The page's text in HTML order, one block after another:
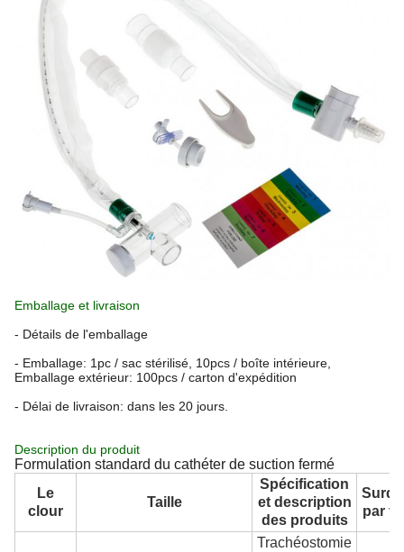
Emballage et livraison
- Détails de l'emballage
- Emballage: 1pc / sac stérilisé, 10pcs / boîte intérieure,
Emballage extérieur: 100pcs / carton d'expédition
- Délai de livraison: dans les 20 jours.
Description du produit
Formulation standard du cathéter de suction fermé
Le
clour
Taille
Spécification
et description
des produits
par
Trachéostomie